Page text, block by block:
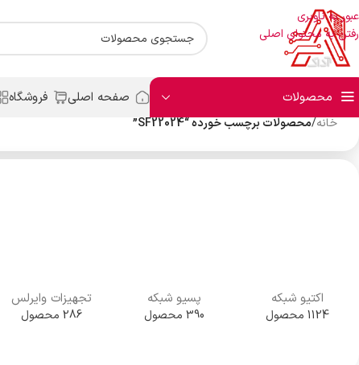
عبور به ناوبری
رفتن به محتوای اصلی
محصولات صفحه اصلی فروشگاه
خانه/محصولات برچسب خورده “SF22024”
اکتیو شبکه
1124 محصول
پسیو شبکه
390 محصول
تجهیزات وایرلس
286 محصول